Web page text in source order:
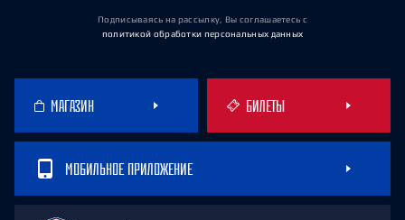
Подписываясь на рассылку, Вы соглашаетесь с
политикой обработки персональных данных
МАГАЗИН БИЛЕТЫ
МОБИЛЬНОЕ ПРИЛОЖЕНИЕ